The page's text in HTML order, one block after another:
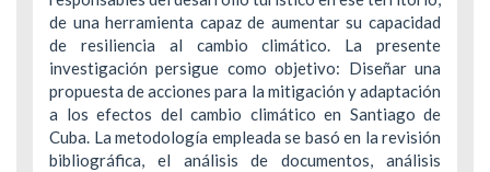
de una herramienta capaz de aumentar su capacidad
de resiliencia al cambio climático. La presente
investigación persigue como objetivo: Diseñar una
propuesta de acciones para la mitigación y adaptación
a los efectos del cambio climático en Santiago de
Cuba. La metodología empleada se basó en la revisión
bibliográfica, el análisis de documentos, análisis